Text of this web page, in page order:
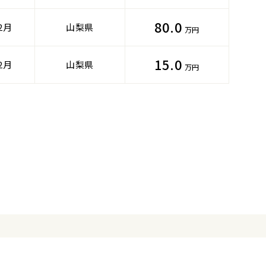
山梨県 80.0 万円
山梨県 15.0 万円